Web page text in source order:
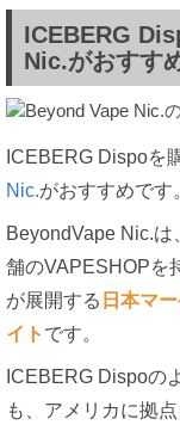
ICEBERG
Nic.がおすす
ICEBERG Dispoを
Nic.がおすすめです
BeyondVape Nic.
舗のVAPESHOPを
が展開する 日本マ
イト です。
ICEBERG Dispoの
も、アメリカに拠